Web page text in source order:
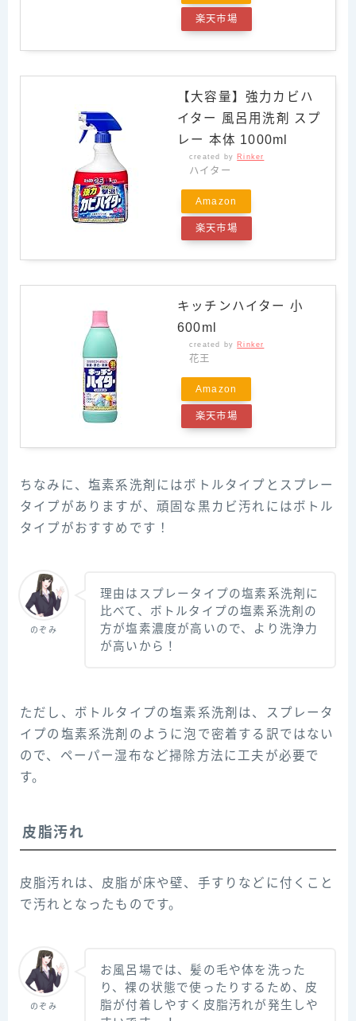
楽天市場
【大容量】強力カビハ
イター 風呂用洗剤 スプ
レー 本体 1000ml
created by Rinker
ハイター
Amazon
楽天市場
キッチンハイター 小
600ml
created by Rinker
花王
Amazon
楽天市場
ちなみに、塩素系洗剤にはボトルタイプとスプレー
タイプがありますが、頑固な黒カビ汚れにはボトル
タイプがおすすめです！
のぞみ
理由はスプレータイプの塩素系洗剤に
比べて、ボトルタイプの塩素系洗剤の
方が塩素濃度が高いので、より洗浄力
が高いから！
ただし、ボトルタイプの塩素系洗剤は、スプレータ
イプの塩素系洗剤のように泡で密着する訳ではない
ので、ペーパー湿布など掃除方法に工夫が必要で
す。
皮脂汚れ
皮脂汚れは、皮脂が床や壁、手すりなどに付くこと
で汚れとなったものです。
のぞみ
お風呂場では、髪の毛や体を洗った
り、裸の状態で使ったりするため、皮
脂が付着しやすく皮脂汚れが発生しや